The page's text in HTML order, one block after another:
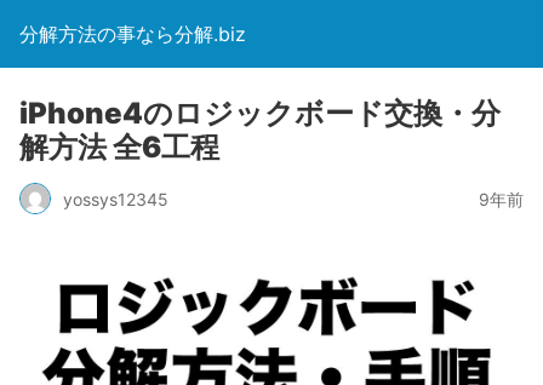
分解方法の事なら分解.biz
iPhone4のロジックボード交換・分
解方法 全6工程
yossys12345 9年前